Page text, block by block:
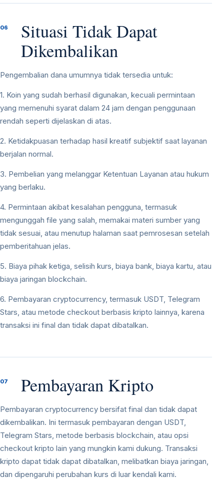
06
Situasi Tidak Dapat
Dikembalikan
Pengembalian dana umumnya tidak tersedia untuk:
1. Koin yang sudah berhasil digunakan, kecuali permintaan
yang memenuhi syarat dalam 24 jam dengan penggunaan
rendah seperti dijelaskan di atas.
2. Ketidakpuasan terhadap hasil kreatif subjektif saat layanan
berjalan normal.
3. Pembelian yang melanggar Ketentuan Layanan atau hukum
yang berlaku.
4. Permintaan akibat kesalahan pengguna, termasuk
mengunggah file yang salah, memakai materi sumber yang
tidak sesuai, atau menutup halaman saat pemrosesan setelah
pemberitahuan jelas.
5. Biaya pihak ketiga, selisih kurs, biaya bank, biaya kartu, atau
biaya jaringan blockchain.
6. Pembayaran cryptocurrency, termasuk USDT, Telegram
Stars, atau metode checkout berbasis kripto lainnya, karena
transaksi ini final dan tidak dapat dibatalkan.
07 Pembayaran Kripto
Pembayaran cryptocurrency bersifat final dan tidak dapat
dikembalikan. Ini termasuk pembayaran dengan USDT,
Telegram Stars, metode berbasis blockchain, atau opsi
checkout kripto lain yang mungkin kami dukung. Transaksi
kripto dapat tidak dapat dibatalkan, melibatkan biaya jaringan,
dan dipengaruhi perubahan kurs di luar kendali kami.